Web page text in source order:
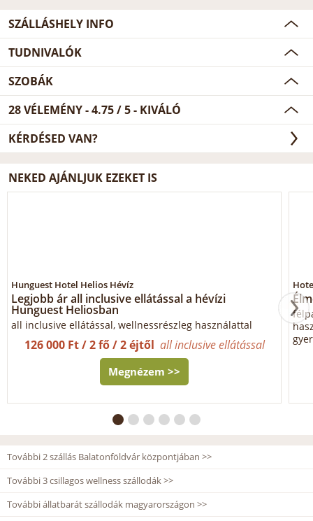
SZÁLLÁSHELY INFO
TUDNIVALÓK
SZOBÁK
28VÉLEMÉNY -4.75/5- KIVÁLÓ
KÉRDÉSED VAN?
NEKED AJÁNLJUK EZEKET IS
Hunguest Hotel Helios Hévíz
Legjobb ár all inclusive ellátással a hévízi
Hunguest Heliosban
all inclusive ellátással, wellnessrészleg használattal
126 000 Ft / 2 fő / 2 éjtől all inclusive ellátással
Megnézem >>
További 2 szállás Balatonföldvár központjában >>
További 3 csillagos wellness szállodák >>
További állatbarát szállodák magyarországon >>